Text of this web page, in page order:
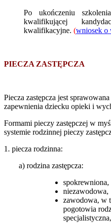
Po ukończeniu
kwalifikującej
kwalifikacyjne. (wniosek o
PIECZA ZASTĘPCZA
Piecza zastępcza jest
zapewnienia dziecku opieki i
Formami pieczy zastępczej w
systemie rodzinnej pieczy
1. piecza rodzinna:
a) rodzina zastępcza:
spokrewniona,
niezawodowa,
zawodowa, w
pogotowia
specjalistyczna,